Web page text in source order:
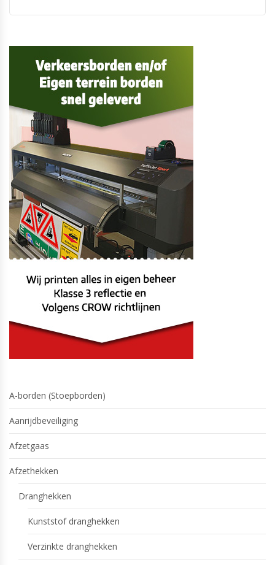
A-borden (Stoepborden)
Aanrijdbeveiliging
Afzetgaas
Afzethekken
Dranghekken
Kunststof dranghekken
Verzinkte dranghekken